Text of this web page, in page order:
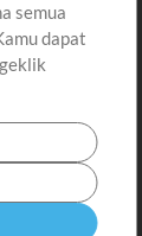
semua
dapat